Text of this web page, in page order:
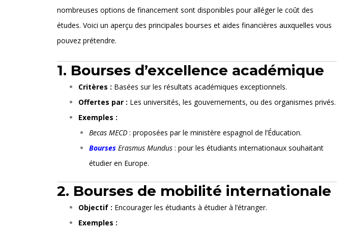
nombreuses options de financement sont disponibles pour alléger le coût des
études. Voici un aperçu des principales bourses et aides financières auxquelles vous
pouvez prétendre.
1. Bourses d’excellence académique
Critères : Basées sur les résultats académiques exceptionnels.
Offertes par : Les universités, les gouvernements, ou des organismes privés.
Exemples :
Becas MECD : proposées par le ministère espagnol de l’Éducation.
Bourses Erasmus Mundus : pour les étudiants internationaux souhaitant
étudier en Europe.
2. Bourses de mobilité internationale
Objectif : Encourager les étudiants à étudier à l’étranger.
Exemples :